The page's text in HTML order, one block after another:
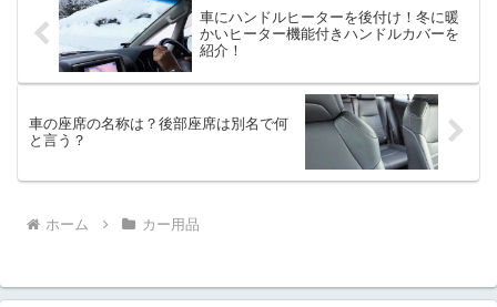
車にハンドルヒーターを後付け！冬に暖
かいヒーター機能付きハンドルカバーを
紹介！
車の座席の名称は？後部座席は別名で何
と言う？
ホーム カー用品